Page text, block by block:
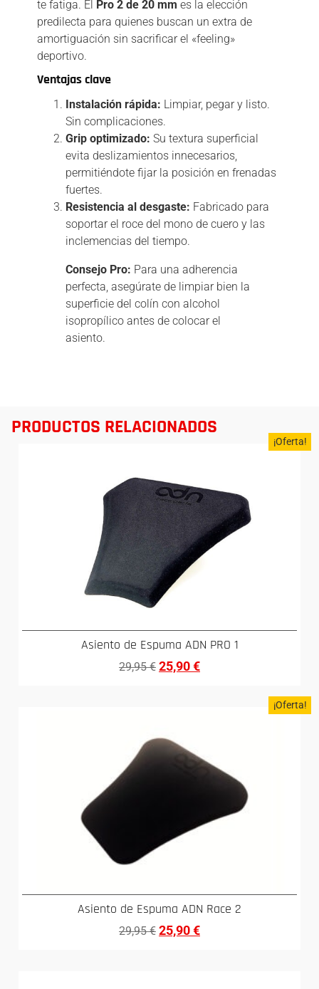
te fatiga. El Pro 2 de 20 mm es la elección
predilecta para quienes buscan un extra de
amortiguación sin sacrificar el «feeling»
deportivo.
Ventajas clave
Instalación rápida: Limpiar, pegar y listo.
Sin complicaciones.
Grip optimizado: Su textura superficial
evita deslizamientos innecesarios,
permitiéndote fijar la posición en frenadas
fuertes.
Resistencia al desgaste: Fabricado para
soportar el roce del mono de cuero y las
inclemencias del tiempo.
Consejo Pro: Para una adherencia
perfecta, asegúrate de limpiar bien la
superficie del colín con alcohol
isopropílico antes de colocar el
asiento.
PRODUCTOS RELACIONADOS
¡Oferta!
Asiento de Espuma ADN PRO 1
29,95€ 25,90€
¡Oferta!
Asiento de Espuma ADN Race 2
29,95€ 25,90€